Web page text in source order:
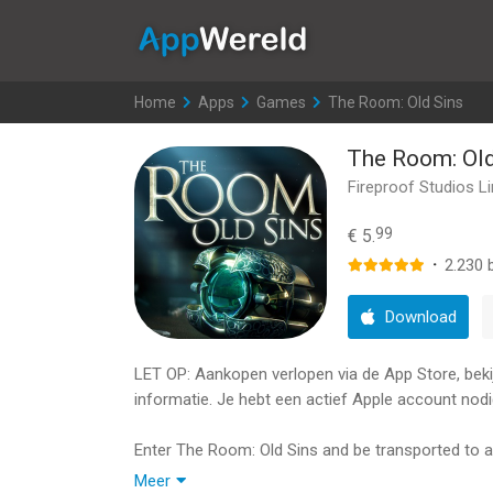
Home >
Apps >
Games >
The Room: Old Sins
The Room:
Fireproof Studios
€ 5.99
· 2.230
Download
LET OP: Aankopen verlopen via de App Store,
informatie. Je hebt een actief Apple account
Enter The Room: Old Sins and be transported
a captivating story.
Meer